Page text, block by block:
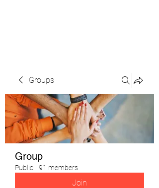
Groups
Group
Public · 91 members
Join